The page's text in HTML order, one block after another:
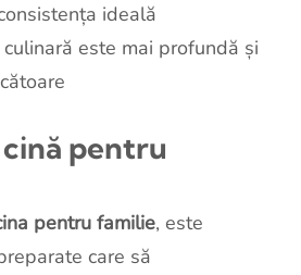
ideală
este mai profundă și
pentru
pentru familie, este
care să